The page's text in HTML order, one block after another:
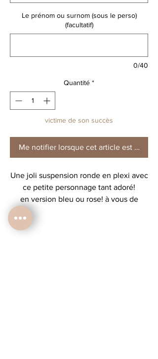
Le prénom ou surnom (sous le perso)
(facultatif)
0/40
Quantité *
victime de son succès
Me notifier lorsque cet article est
Une joli suspension ronde en plexi avec
ce petite personnage tant adoré!
en version bleu ou rose! à vous de